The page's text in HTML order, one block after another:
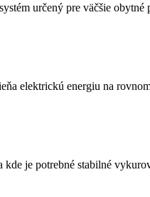
určený pre väčšie
elektrickú energiu na
je potrebné stabilné